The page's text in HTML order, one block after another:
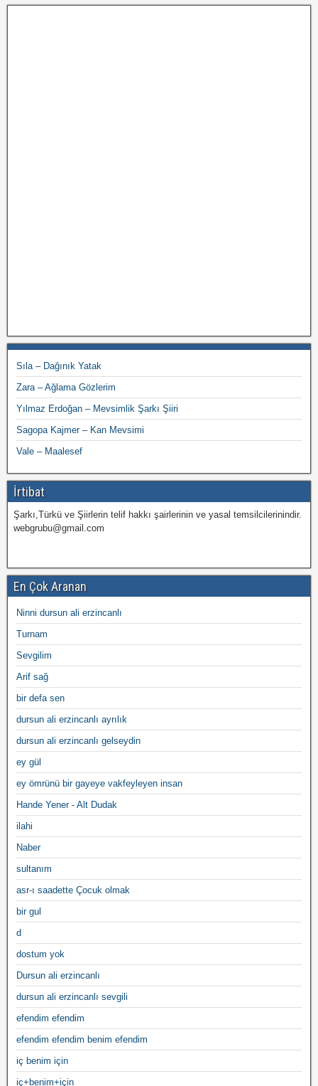
Sıla – Dağınık Yatak
Zara – Ağlama Gözlerim
Yılmaz Erdoğan – Mevsimlik Şarkı Şiiri
Sagopa Kajmer – Kan Mevsimi
Vale – Maalesef
İrtibat
Şarkı,Türkü ve Şiirlerin telif hakkı şairlerinin ve yasal temsilcilerinindir.
webgrubu@gmail.com
En Çok Aranan
Ninni dursun ali erzincanlı
Turnam
Sevgilim
Arif sağ
bir defa sen
dursun ali erzincanlı ayrılık
dursun ali erzincanlı gelseydin
ey gül
ey ömrünü bir gayeye vakfeyleyen insan
Hande Yener - Alt Dudak
ilahi
Naber
sultanım
asr-ı saadette Çocuk olmak
bir gul
d
dostum yok
Dursun ali erzincanlı
dursun ali erzincanlı sevgili
efendim efendim
efendim efendim benim efendim
iç benim için
iç+benim+için